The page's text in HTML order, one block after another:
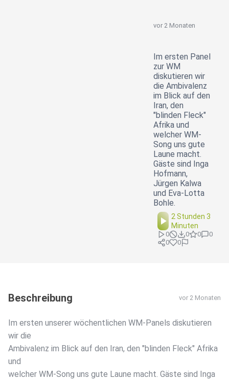
vor 2 Monaten
Im ersten Panel
zur WM
diskutieren wir
die Ambivalenz
im Blick auf den
Iran, den
"blinden Fleck"
Afrika und
welcher WM-
Song uns gute
Laune macht.
Gäste sind Inga
Hofmann,
Jürgen Kalwa
und Eva-Lotta
Bohle.
2 Stunden 3
Minuten
0 0 0
0
0
0
Beschreibung vor 2 Monaten
Im ersten unserer wöchentlichen WM-Panels diskutieren
wir die
Ambivalenz im Blick auf den Iran, den "blinden Fleck" Afrika
und
welcher WM-Song uns gute Laune macht. Gäste sind Inga